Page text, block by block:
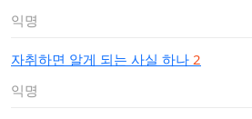
익명
자취하면 알게 되는 사실 하나 2
익명